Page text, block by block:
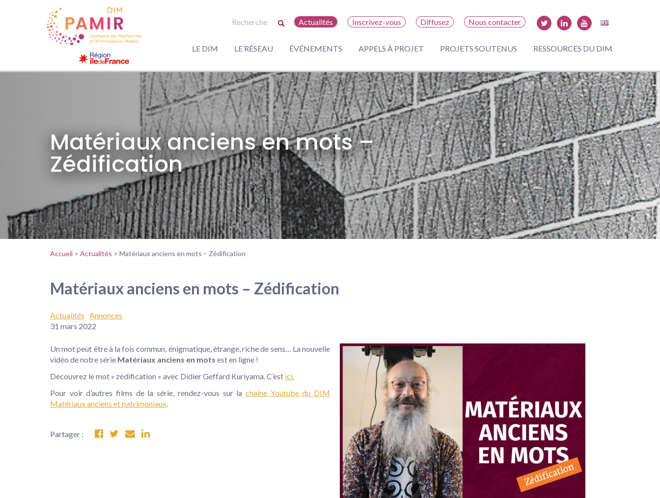
Actualités Inscrivez-vous Diffusez Nous contacter
LE DIM LE RÉSEAU ÉVÉNEMENTS APPELS À PROJET PROJETS SOUTENUS RESSOURCES DU DIM
Matériaux anciens en mots –
Zédification
Accueil > Actualités > Matériaux anciens en mots – Zédification
Matériaux anciens en mots – Zédification
Actualités
Annonces
31 mars 2022
Un mot peut être à la fois commun, énigmatique, étrange, riche de sens… La nouvelle
vidéo de notre série Matériaux anciens en mots est en ligne !
Découvrez le mot « zédification » avec Didier Geffard Kuriyama. C’est ici.
Pour voir d’autres films de la série, rendez-vous sur la chaîne Youtube du DIM
Matériaux anciens et patrimoniaux
Partager :